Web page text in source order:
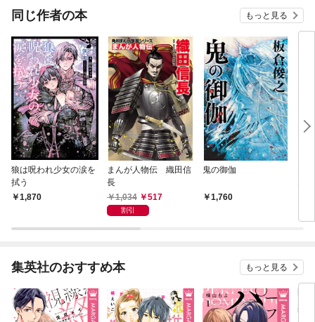
同じ作者の本 もっと見る
狼は呪われ少女の涙を
拭う
1,870
まんが人物伝 織田信
長
1,034
517
割引
鬼の御伽
1,760
集英社のおすすめ本 もっと見る